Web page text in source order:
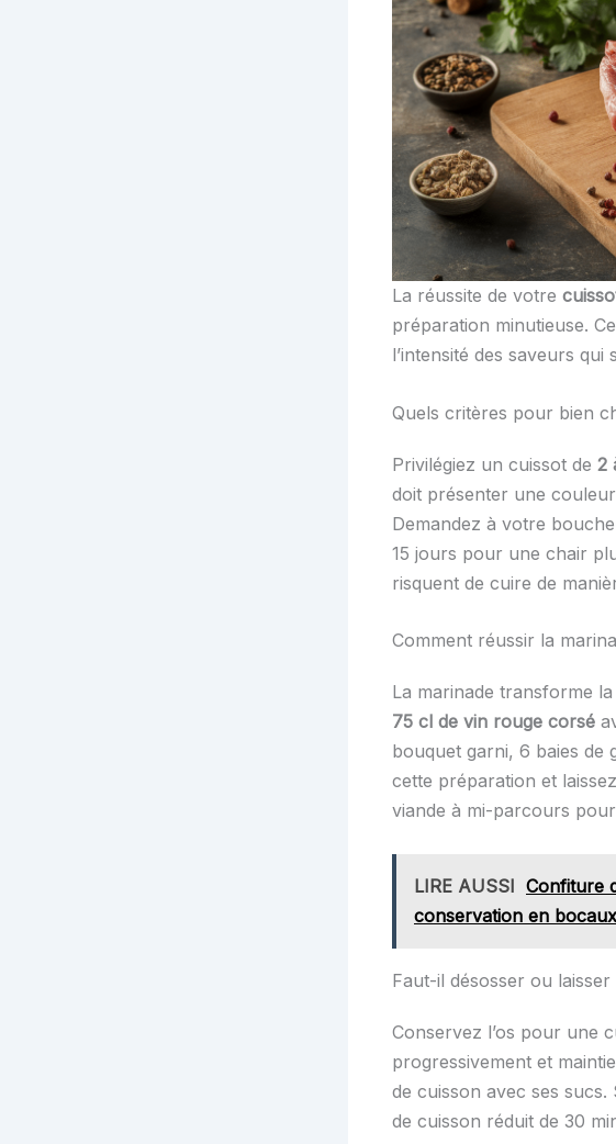
La réussite de votre
préparation minutieuse.
l’intensité des saveurs
Quels critères pour bien
Privilégiez un cuissot de 2
doit présenter une
Demandez à votre
15 jours pour une chair
risquent de cuire de
Comment réussir la
La marinade transforme
75 cl de vin rouge corsé
bouquet garni, 6 baies de
cette préparation et
viande à mi-parcours
LIRE AUSSI Confiture
conservation en bocaux
Faut-il désosser ou
Conservez l’os pour une
progressivement et
de cuisson avec ses
de cuisson réduit de 30